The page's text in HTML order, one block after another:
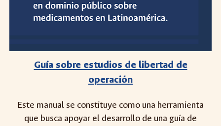
Guía sobre estudios de libertad de
operación
Este manual se constituye como una herramienta
que busca apoyar el desarrollo de una guía de